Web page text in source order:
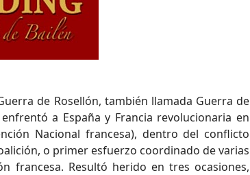
de Rosellón, también llamada Guerra de
a España y Francia revolucionaria en
Nacional francesa), dentro del conflicto
o primer esfuerzo coordinado de varias
francesa. Resultó herido en tres ocasiones,